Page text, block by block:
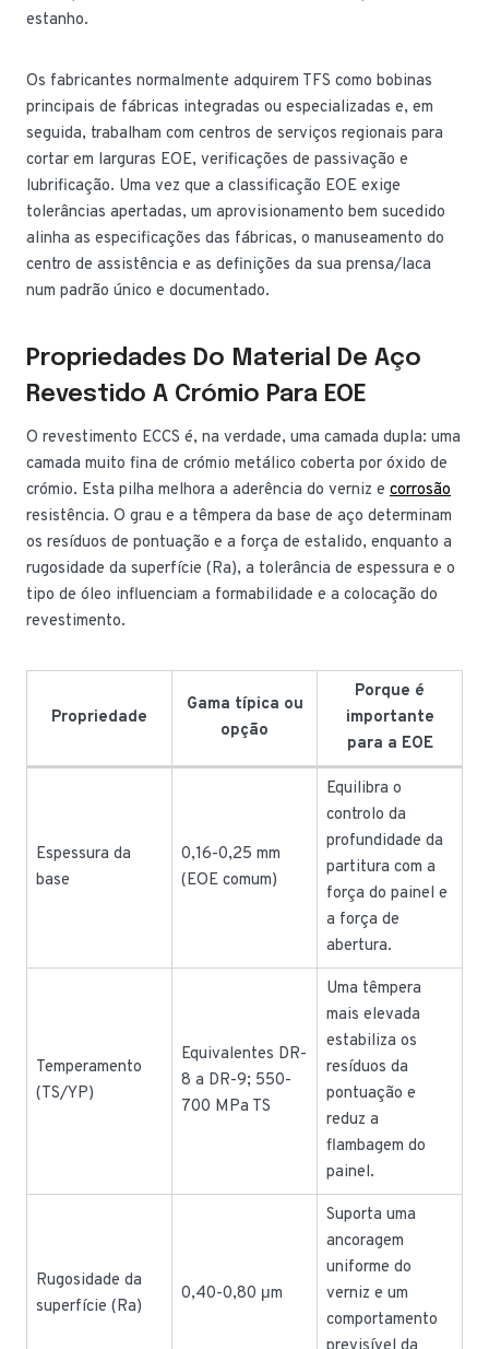
estanho.
Os fabricantes normalmente adquirem TFS como bobinas
principais de fábricas integradas ou especializadas e, em
seguida, trabalham com centros de serviços regionais para
cortar em larguras EOE, verificações de passivação e
lubrificação. Uma vez que a classificação EOE exige
tolerâncias apertadas, um aprovisionamento bem sucedido
alinha as especificações das fábricas, o manuseamento do
centro de assistência e as definições da sua prensa/laca
num padrão único e documentado.
Propriedades Do Material De Aço
Revestido A Crómio Para EOE
O revestimento ECCS é, na verdade, uma camada dupla: uma
camada muito fina de crómio metálico coberta por óxido de
crómio. Esta pilha melhora a aderência do verniz e corrosão
resistência. O grau e a têmpera da base de aço determinam
os resíduos de pontuação e a força de estalido, enquanto a
rugosidade da superfície (Ra), a tolerância de espessura e o
tipo de óleo influenciam a formabilidade e a colocação do
revestimento.
Propriedade
Gama típica ou
opção
Porque é
importante
para a EOE
Espessura da
base
0,16-0,25 mm
(EOE comum)
Equilibra o
controlo da
profundidade da
partitura com a
força do painel e
a força de
abertura.
Temperamento
(TS/YP)
Equivalentes DR-
8 a DR-9; 550-
700 MPa TS
Uma têmpera
mais elevada
estabiliza os
resíduos da
pontuação e
reduz a
flambagem do
painel.
Rugosidade da
superfície (Ra)
0,40-0,80 μm
Suporta uma
ancoragem
uniforme do
verniz e um
comportamento